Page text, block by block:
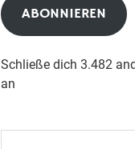
ABONNIEREN
Schließe dich 3.482
an